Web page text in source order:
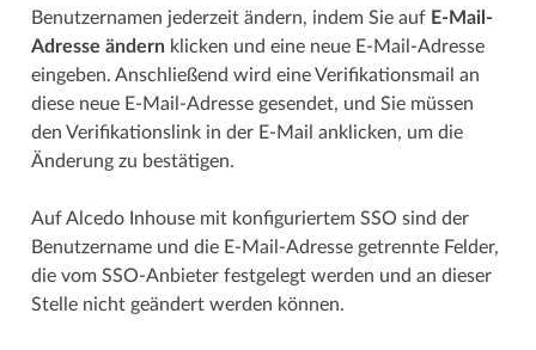
Benutzernamen jederzeit ändern, indem Sie auf E-Mail-
Adresse ändernklicken und eine neue E-Mail-Adresse
eingeben. Anschließend wird eine Verifikationsmail an
diese neue E-Mail-Adresse gesendet, und Sie müssen
den Verifikationslink in der E-Mail anklicken, um die
Änderung zu bestätigen.
Auf Alcedo Inhouse mit konfiguriertem SSO sind der
Benutzername und die E-Mail-Adresse getrennte Felder,
die vom SSO-Anbieter festgelegt werden und an dieser
Stelle nicht geändert werden können.